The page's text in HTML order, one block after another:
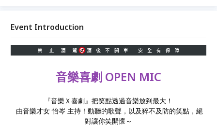
Event Introduction
音樂喜劇 OPEN MIC
『音樂Ｘ喜劇』把笑點透過音樂放到最大！
由音樂才女 怡岑 主持！動聽的歌聲，以及猝不及防的笑點，絕
對讓你笑開懷～